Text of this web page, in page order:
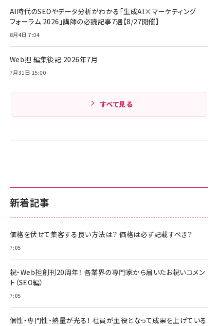
新着記事
価格を伏せて集客する良い方法は？ 価格は必ず記載すべき？
7:05
祝・Web担創刊20周年！ 各業界の専門家から届いたお祝いコメン
ト（SEO編）
7:05
個性・専門性・熱量が光る！ 社員が主役となって成果を上げている
AI時代のSEOやデータ分析がわかる「生成AI×マーケティング
フォーラム 2026」講師の必読記事7選【8/27開催】
8月4日 7:04
Web担 編集後記 2026年7月
7月31日 15:00
すべて見る